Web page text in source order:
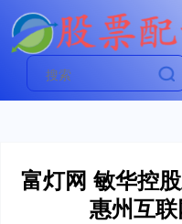
富灯网 敏华控
惠州互